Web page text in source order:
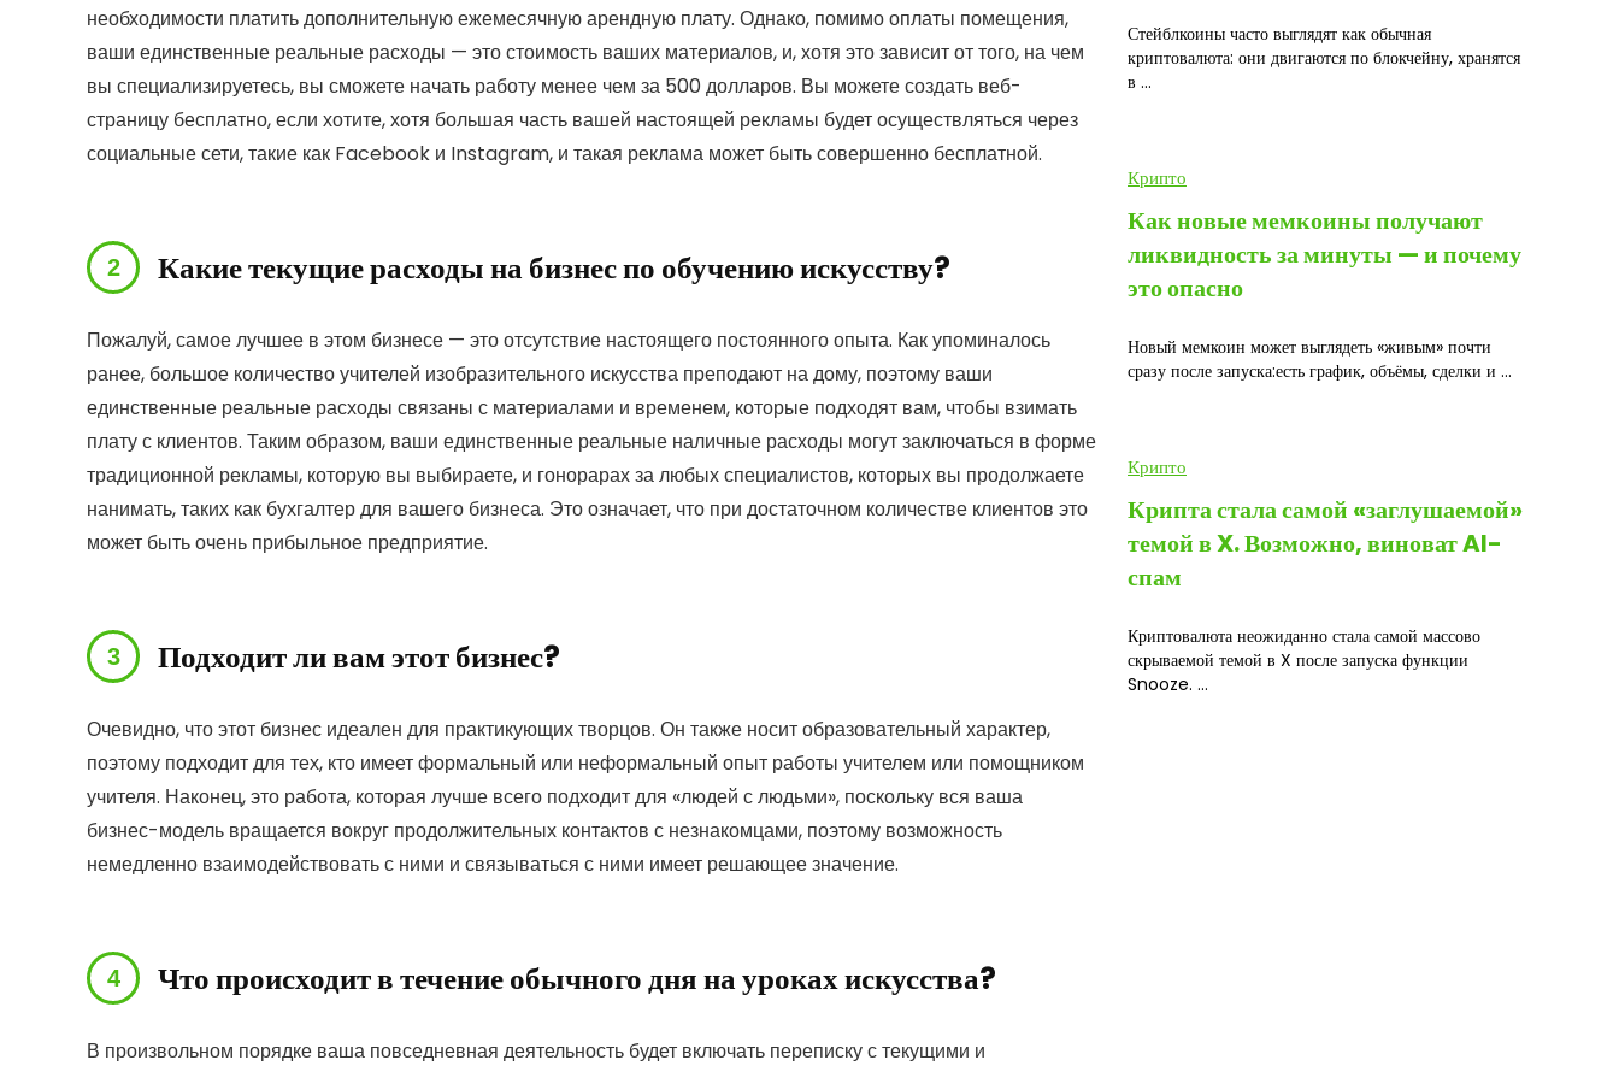
необходимости платить дополнительную ежемесячную арендную плату. Однако, помимо оплаты помещения,
ваши единственные реальные расходы — это стоимость ваших материалов, и, хотя это зависит от того, на чем
вы специализируетесь, вы сможете начать работу менее чем за 500 долларов. Вы можете создать веб-
страницу бесплатно, если хотите, хотя большая часть вашей настоящей рекламы будет осуществляться через
социальные сети, такие как Facebook и Instagram, и такая реклама может быть совершенно бесплатной.
Какие текущие расходы на бизнес по обучению искусству?
Пожалуй, самое лучшее в этом бизнесе — это отсутствие настоящего постоянного опыта. Как упоминалось
ранее, большое количество учителей изобразительного искусства преподают на дому, поэтому ваши
единственные реальные расходы связаны с материалами и временем, которые подходят вам, чтобы взимать
плату с клиентов. Таким образом, ваши единственные реальные наличные расходы могут заключаться в форме
традиционной рекламы, которую вы выбираете, и гонорарах за любых специалистов, которых вы продолжаете
нанимать, таких как бухгалтер для вашего бизнеса. Это означает, что при достаточном количестве клиентов это
может быть очень прибыльное предприятие.
Подходит ли вам этот бизнес?
Очевидно, что этот бизнес идеален для практикующих творцов. Он также носит образовательный характер,
поэтому подходит для тех, кто имеет формальный или неформальный опыт работы учителем или помощником
учителя. Наконец, это работа, которая лучше всего подходит для «людей с людьми», поскольку вся ваша
бизнес-модель вращается вокруг продолжительных контактов с незнакомцами, поэтому возможность
немедленно взаимодействовать с ними и связываться с ними имеет решающее значение.
Что происходит в течение обычного дня на уроках искусства?
В произвольном порядке ваша повседневная деятельность будет включать переписку с текущими и
Стейблкоины часто выглядят как обычная
криптовалюта: они двигаются по блокчейну, хранятся
в ...
Крипто
Как новые мемкоины получают
ликвидность за минуты — и почему
это опасно
Новый мемкоин может выглядеть «живым» почти
сразу после запуска:есть график, объёмы, сделки и ...
Крипто
Крипта стала самой «заглушаемой»
темой в X. Возможно, виноват AI-
спам
Криптовалюта неожиданно стала самой массово
скрываемой темой в X после запуска функции
Snooze. ...